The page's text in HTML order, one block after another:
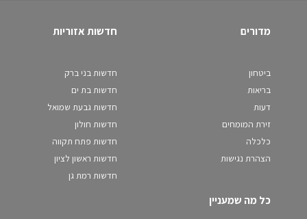
מדורים
ביטחון
בריאות
דעות
זירת המומחים
כלכלה
הצהרת נגישות
חדשות אזוריות
חדשות בני ברק
חדשות בת ים
חדשות גבעת שמואל
חדשות חולון
חדשות פתח תקווה
חדשות ראשון לציון
חדשות רמת גן
כל מה שמעניין